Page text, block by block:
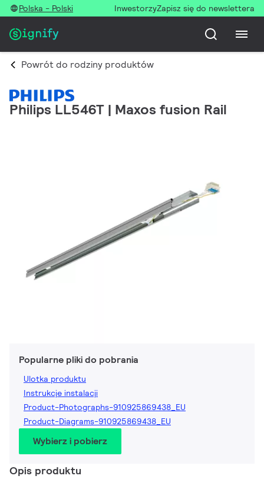
Polska - Polski InwestorzyZapisz się do newslettera
Powrót do rodziny produktów
Philips LL546T | Maxos fusion Rail
Popularne pliki do pobrania
Ulotka produktu
Instrukcje instalacji
Product-Photographs-910925869438_EU
Product-Diagrams-910925869438_EU
Wybierz i pobierz
Opis produktu